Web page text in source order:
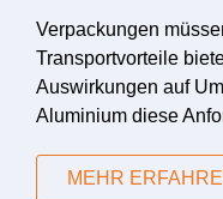
Verpackungen
Transportvorteile
Auswirkungen auf
Aluminium diese
MEHR